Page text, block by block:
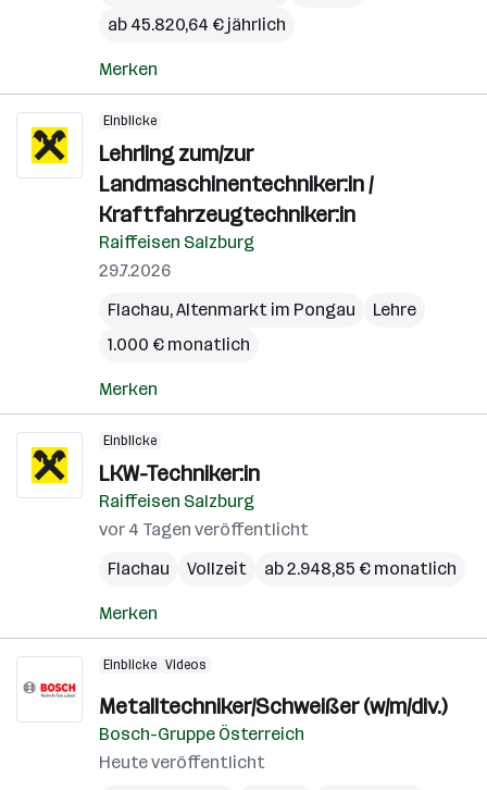
ab 45.820,64 € jährlich
Merken
Einblicke
Lehrling zum/zur
Landmaschinentechniker:in /
Kraftfahrzeugtechniker:in
Raiffeisen Salzburg
29.7.2026
Flachau,Altenmarkt im Pongau
Lehre
1.000 € monatlich
Merken
Einblicke
LKW-Techniker:in
Raiffeisen Salzburg
vor 4 Tagen veröffentlicht
Flachau
Vollzeit ab 2.948,85 € monatlich
Merken
Einblicke Videos
Metalltechniker/Schweißer (w/m/div.)
Bosch-Gruppe Österreich
Heute veröffentlicht